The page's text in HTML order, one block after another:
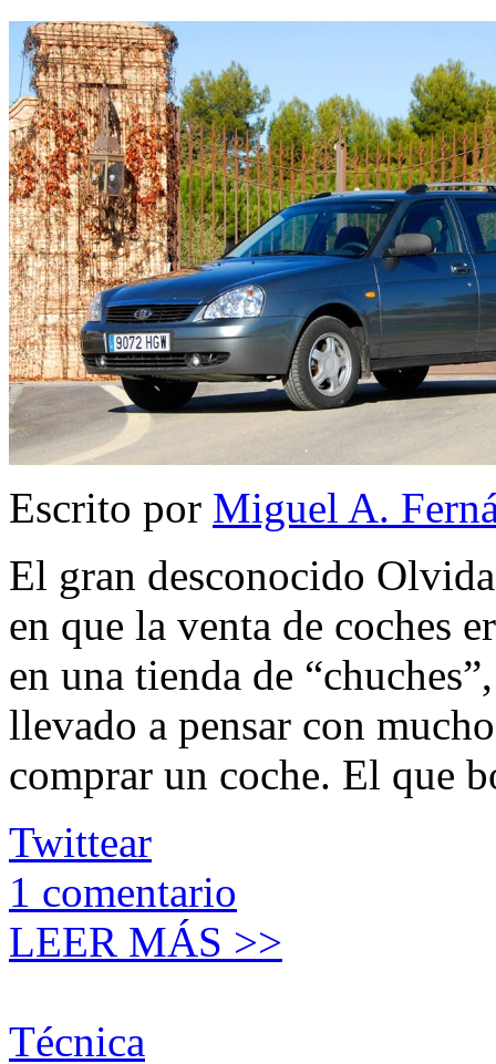
Escrito por Miguel A.
El gran desconocido
en que la venta de coches
en una tienda de
llevado a pensar con
comprar un coche. El que
Twittear
1 comentario
LEER MÁS >>
Técnica